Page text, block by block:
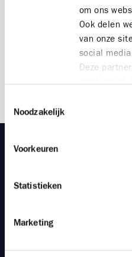
om ons
Ook delen
van onze
social
Deze
verzameld
Noodzakelijk
Voorkeuren
Statistieken
Marketing
ruggensteun van een
veilinghuis is zonder
de waarde van een
lange
Welke evolutie hebt
beginnend
"Ikzelf ben al op een
het verzamelen van
gefascineerd en